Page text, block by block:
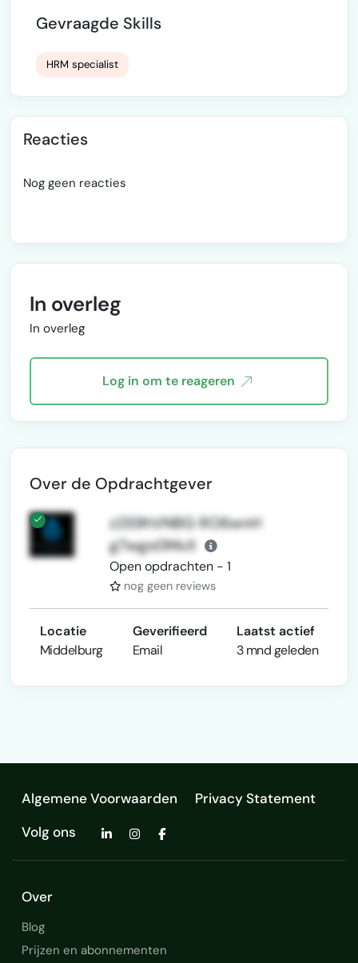
Gevraagde Skills
HRM specialist
Reacties
Nog geen reacties
In overleg
In overleg
Log in om te reageren
Over de Opdrachtgever
z2S9hVNBG RO6wnH
g7wgo0MxX
Open opdrachten - 1
nog geen reviews
Locatie
Middelburg
Geverifieerd
Email
Laatst actief
3 mnd geleden
Algemene Voorwaarden
Privacy Statement
Volg ons
Over
Blog
Prijzen en abonnementen